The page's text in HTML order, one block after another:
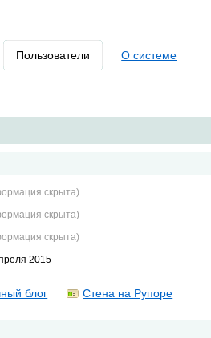
Пользователи О системе
скрыта)
скрыта)
скрыта)
2015
блог Стена на Рупоре